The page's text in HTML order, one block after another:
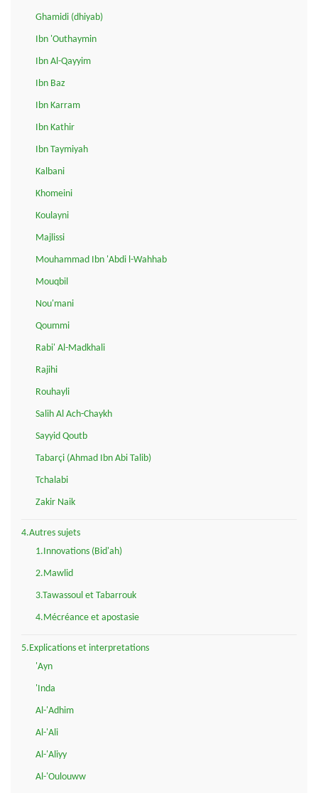
Ghamidi (dhiyab)
Ibn 'Outhaymin
Ibn Al-Qayyim
Ibn Baz
Ibn Karram
Ibn Kathir
Ibn Taymiyah
Kalbani
Khomeini
Koulayni
Majlissi
Mouhammad Ibn 'Abdi l-Wahhab
Mouqbil
Nou'mani
Qoummi
Rabi' Al-Madkhali
Rajihi
Rouhayli
Salih Al Ach-Chaykh
Sayyid Qoutb
Tabarçi (Ahmad Ibn Abi Talib)
Tchalabi
Zakir Naik
4.Autres sujets
1.Innovations (Bid'ah)
2.Mawlid
3.Tawassoul et Tabarrouk
4.Mécréance et apostasie
5.Explications et interpretations
'Ayn
'Inda
Al-'Adhim
Al-'Ali
Al-'Aliyy
Al-'Oulouww